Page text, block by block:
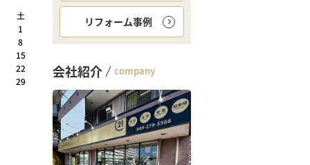
土
1
8
15
22
29
リフォーム事例
会社紹介 company